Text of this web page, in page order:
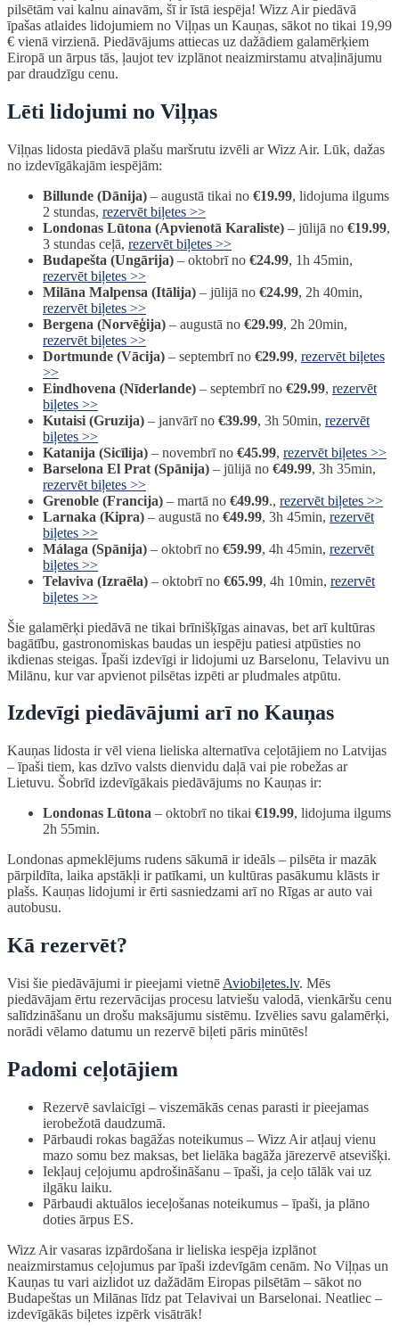
pilsētām vai kalnu ainavām, šī ir īstā iespēja! Wizz Air piedāvā
īpašas atlaides lidojumiem no Viļņas un Kauņas, sākot no tikai 19,99
€ vienā virzienā. Piedāvājums attiecas uz dažādiem galamērķiem
Eiropā un ārpus tās, ļaujot tev izplānot neaizmirstamu atvaļinājumu
par draudzīgu cenu.
Lēti lidojumi no Viļņas
Viļņas lidosta piedāvā plašu maršrutu izvēli ar Wizz Air. Lūk, dažas
no izdevīgākajām iespējām:
Billunde (Dānija) – augustā tikai no €19.99, lidojuma ilgums
2 stundas, rezervēt biļetes >>
Londonas Lūtona (Apvienotā Karaliste) – jūlijā no €19.99,
3 stundas ceļā, rezervēt biļetes >>
Budapešta (Ungārija) – oktobrī no €24.99, 1h 45min,
rezervēt biļetes >>
Milāna Malpensa (Itālija) – jūlijā no €24.99, 2h 40min,
rezervēt biļetes >>
Bergena (Norvēģija) – augustā no €29.99, 2h 20min,
rezervēt biļetes >>
Dortmunde (Vācija) – septembrī no €29.99, rezervēt biļetes
>>
Eindhovena (Nīderlande) – septembrī no €29.99, rezervēt
biļetes >>
Kutaisi (Gruzija) – janvārī no €39.99, 3h 50min, rezervēt
biļetes >>
Katanija (Sicīlija) – novembrī no €45.99, rezervēt biļetes >>
Barselona El Prat (Spānija) – jūlijā no €49.99, 3h 35min,
rezervēt biļetes >>
Grenoble (Francija) – martā no €49.99., rezervēt biļetes >>
Larnaka (Kipra) – augustā no €49.99, 3h 45min, rezervēt
biļetes >>
Málaga (Spānija) – oktobrī no €59.99, 4h 45min, rezervēt
biļetes >>
Telaviva (Izraēla) – oktobrī no €65.99, 4h 10min, rezervēt
biļetes >>
Šie galamērķi piedāvā ne tikai brīnišķīgas ainavas, bet arī kultūras
bagātību, gastronomiskas baudas un iespēju patiesi atpūsties no
ikdienas steigas. Īpaši izdevīgi ir lidojumi uz Barselonu, Telavivu un
Milānu, kur var apvienot pilsētas izpēti ar pludmales atpūtu.
Izdevīgi piedāvājumi arī no Kauņas
Kauņas lidosta ir vēl viena lieliska alternatīva ceļotājiem no Latvijas
– īpaši tiem, kas dzīvo valsts dienvidu daļā vai pie robežas ar
Lietuvu. Šobrīd izdevīgākais piedāvājums no Kauņas ir:
Londonas Lūtona – oktobrī no tikai €19.99, lidojuma ilgums
2h 55min.
Londonas apmeklējums rudens sākumā ir ideāls – pilsēta ir mazāk
pārpildīta, laika apstākļi ir patīkami, un kultūras pasākumu klāsts ir
plašs. Kauņas lidojumi ir ērti sasniedzami arī no Rīgas ar auto vai
autobusu.
Kā rezervēt?
Visi šie piedāvājumi ir pieejami vietnē Aviobiļetes.lv. Mēs
piedāvājam ērtu rezervācijas procesu latviešu valodā, vienkāršu cenu
salīdzināšanu un drošu maksājumu sistēmu. Izvēlies savu galamērķi,
norādi vēlamo datumu un rezervē biļeti pāris minūtēs!
Padomi ceļotājiem
Rezervē savlaicīgi – viszemākās cenas parasti ir pieejamas
ierobežotā daudzumā.
Pārbaudi rokas bagāžas noteikumus – Wizz Air atļauj vienu
mazo somu bez maksas, bet lielāka bagāža jārezervē atsevišķi.
Iekļauj ceļojumu apdrošināšanu – īpaši, ja ceļo tālāk vai uz
ilgāku laiku.
Pārbaudi aktuālos ieceļošanas noteikumus – īpaši, ja plāno
doties ārpus ES.
Wizz Air vasaras izpārdošana ir lieliska iespēja izplānot
neaizmirstamus ceļojumus par īpaši izdevīgām cenām. No Viļņas un
Kauņas tu vari aizlidot uz dažādām Eiropas pilsētām – sākot no
Budapeštas un Milānas līdz pat Telavivai un Barselonai. Neatliec –
izdevīgākās biļetes izpērk visātrāk!